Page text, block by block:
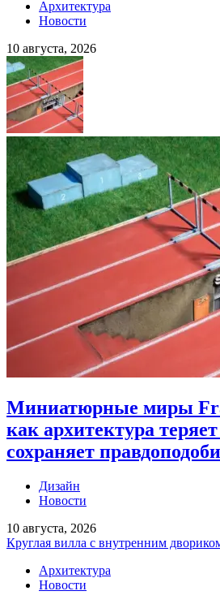
Архитектура
Новости
10 августа, 2026
Миниатюрные миры
как архитектура
сохраняет
Дизайн
Новости
10 августа, 2026
Круглая вилла с внутренним
Архитектура
Новости